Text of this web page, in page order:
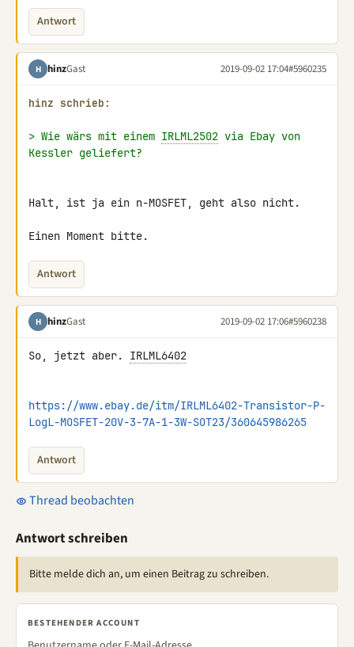
Antwort
H hinzGast 2019-09-02 17:04#5960235
hinz schrieb:
> Wie wärs mit einem IRLML2502 via Ebay von
Kessler geliefert?
Halt, ist ja ein n-MOSFET, geht also nicht.
Einen Moment bitte.
Antwort
H hinzGast 2019-09-02 17:06#5960238
So, jetzt aber. IRLML6402
https://www.ebay.de/itm/IRLML6402-Transistor-P-
LogL-MOSFET-20V-3-7A-1-3W-SOT23/360645986265
Antwort
Thread beobachten
Antwort schreiben
Bitte melde dich an, um einen Beitrag zu schreiben.
BESTEHENDER ACCOUNT